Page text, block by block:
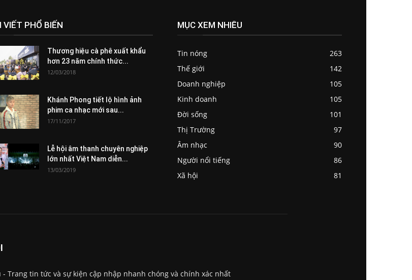
VIẾT PHỔ BIẾN
Thương hiệu cà phê xuất khẩu
hơn 23 năm chính thức...
12/03/2018
Khánh Phong tiết lộ hình ảnh
phim ca nhạc mới sau...
17/11/2017
Lễ hội âm thanh chuyên nghiệp
lớn nhất Việt Nam diễn...
13/03/2019
MỤC XEM NHIỀU
Tin nóng
263
Thế giới
142
Doanh nghiệp
105
Kinh doanh
105
Đời sống
101
Thị Trường
97
Âm nhạc
90
Người nổi tiếng
86
Xã hội
81
- Trang tin tức và sự kiện cập nhập nhanh chóng và chính xác nhất